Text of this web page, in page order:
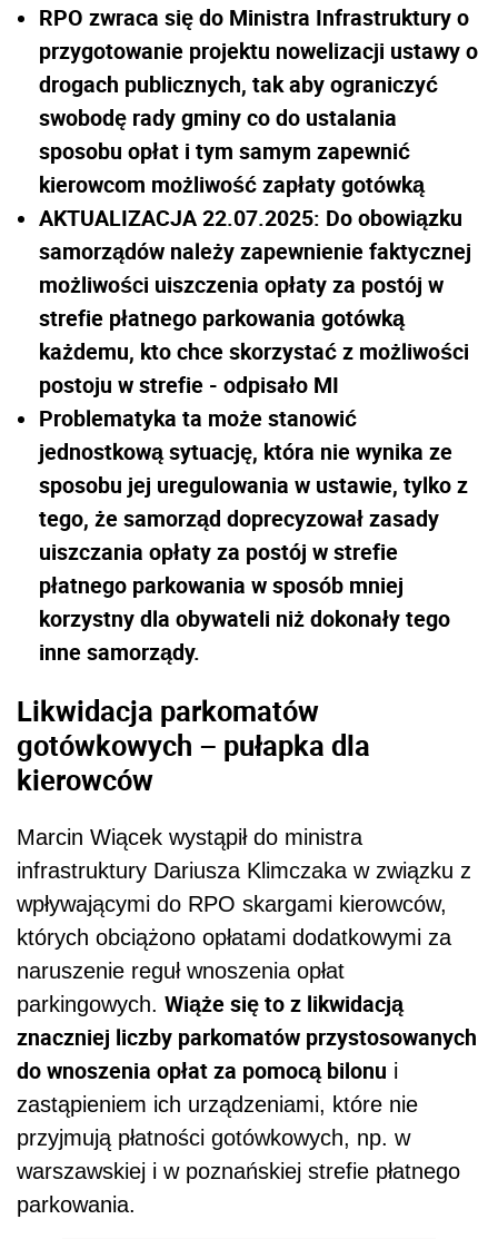
RPO zwraca się do Ministra Infrastruktury o
przygotowanie projektu nowelizacji ustawy o
drogach publicznych, tak aby ograniczyć
swobodę rady gminy co do ustalania
sposobu opłat i tym samym zapewnić
kierowcom możliwość zapłaty gotówką
AKTUALIZACJA 22.07.2025: Do obowiązku
samorządów należy zapewnienie faktycznej
możliwości uiszczenia opłaty za postój w
strefie płatnego parkowania gotówką
każdemu, kto chce skorzystać z możliwości
postoju w strefie - odpisało MI
Problematyka ta może stanowić
jednostkową sytuację, która nie wynika ze
sposobu jej uregulowania w ustawie, tylko z
tego, że samorząd doprecyzował zasady
uiszczania opłaty za postój w strefie
płatnego parkowania w sposób mniej
korzystny dla obywateli niż dokonały tego
inne samorządy.
Likwidacja parkomatów
gotówkowych – pułapka dla
kierowców
Marcin Wiącek wystąpił do ministra
infrastruktury Dariusza Klimczaka w związku z
wpływającymi do RPO skargami kierowców,
których obciążono opłatami dodatkowymi za
naruszenie reguł wnoszenia opłat
parkingowych. Wiąże się to z likwidacją
znaczniej liczby parkomatów przystosowanych
do wnoszenia opłat za pomocą bilonu i
zastąpieniem ich urządzeniami, które nie
przyjmują płatności gotówkowych, np. w
warszawskiej i w poznańskiej strefie płatnego
parkowania.